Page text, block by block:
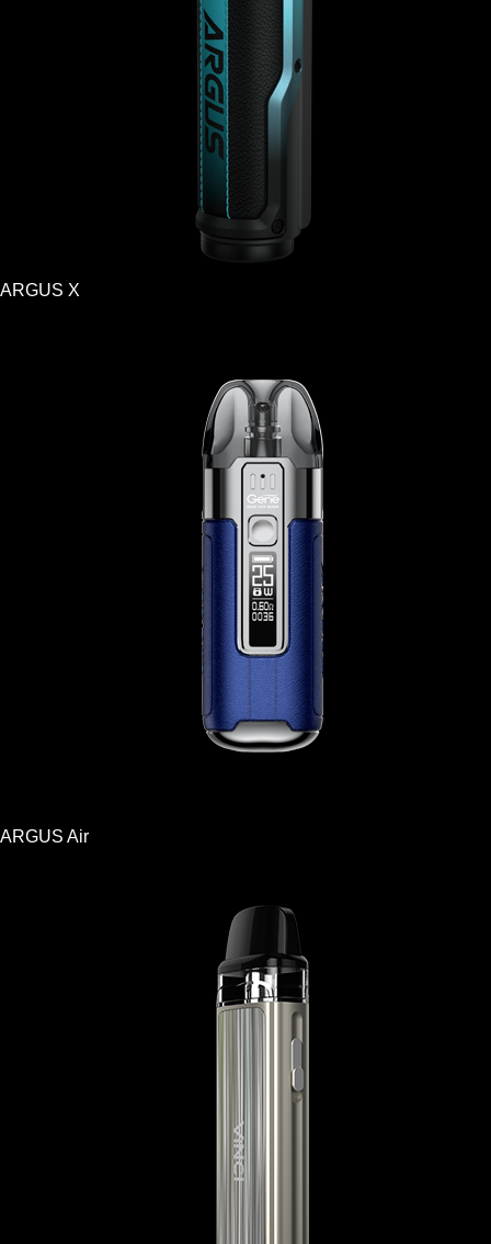
ARGUS X
ARGUS Air